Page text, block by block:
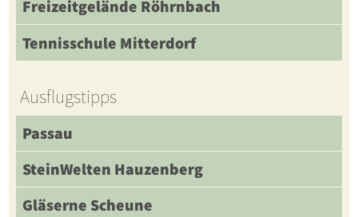
Freizeitgelände Röhrnbach
Tennisschule Mitterdorf
Ausflugstipps
Passau
SteinWelten Hauzenberg
Gläserne Scheune